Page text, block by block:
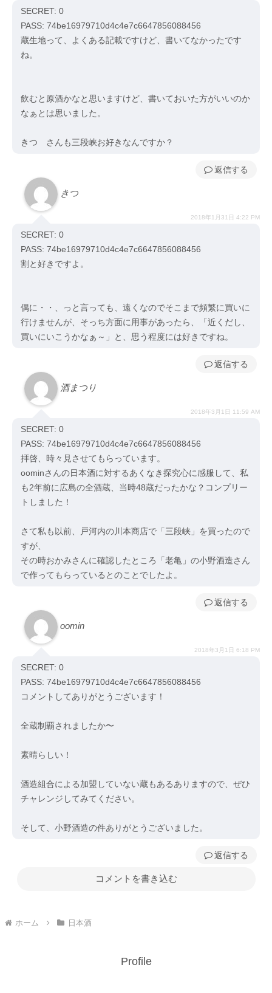
SECRET: 0
PASS: 74be16979710d4c4e7c6647856088456
蔵生地って、よくある記載ですけど、書いてなかったです
ね。
飲むと原酒かなと思いますけど、書いておいた方がいいのか
なぁとは思いました。
きつゞさんも三段峡お好きなんですか？
返信
きつゞ
2018年1月31日 4:22 PM
SECRET: 0
PASS: 74be16979710d4c4e7c6647856088456
割と好きですよ。
偶に・・、っと言っても、遠くなのでそこまで頻繁に買いに
行けませんが、そっち方面に用事があったら、「近くだし、
買いにいこうかなぁ～」と、思う程度には好きですね。
返信
酒まつり
2018年3月1日 11:59 AM
SECRET: 0
PASS: 74be16979710d4c4e7c6647856088456
拝啓、時々見させてもらっています。
oominさんの日本酒に対するあくなき探究心に感服して、私
も2年前に広島の全酒蔵、当時48蔵だったかな？コンプリー
トしました！
さて私も以前、戸河内の川本商店で「三段峡」を買ったので
すが、
その時おかみさんに確認したところ「老亀」の小野酒造さん
で作ってもらっているとのことでしたよ。
返信
oomin
2018年3月1日 6:18 PM
SECRET: 0
PASS: 74be16979710d4c4e7c6647856088456
コメントしてありがとうございます！
全蔵制覇されましたか〜
素晴らしい！
酒造組合による加盟していない蔵もあるありますので、ぜひ
チャレンジしてみてください。
そして、小野酒造の件ありがとうございました。
返信
コメントを書き込む
ホーム 日本酒
Profile